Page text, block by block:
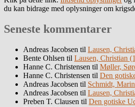
du kan bidrage med oplysninger om
Seneste kommentarer
Andreas Jacobsen til Lausen,
Bente Ohlsen til Lausen, Christian
Hanne C. Christensen til Møller,
Hanne C. Christensen til Den
Andreas Jacobsen til Schmidt,
Andreas Jacobsen til Lausen,
Preben T. Clausen til Den gotiske